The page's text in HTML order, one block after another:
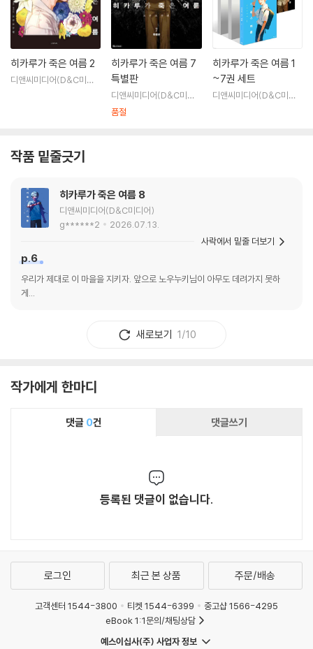
히카루가 죽은 여름 2
디앤씨미디어(D&C미디
히카루가 죽은 여름 7
특별판
디앤씨미디어(D&C미디
어)
품절
히카루가 죽은 여름 1
~7권 세트
디앤씨미디어(D&C미디
작품 밑줄긋기
히카루가 죽은 여름 8
디앤씨미디어(D&C미디어)
g******2
2026.07.13.
p.6
우리가 제대로 이 마을을 지키자. 앞으로 노우누키님이 아무도 데려가지 못하
게...
사락에서 밑줄 더보기
새로보기 1/10
작가에게 한마디
댓글 0건 댓글쓰기
등록된 댓글이 없습니다.
로그인 최근 본 상품 주문/배송
고객센터 1544-3800 티켓 1544-6399
중고샵 1566-4295
eBook 1:1문의/채팅상담
예스이십사(주) 사업자 정보